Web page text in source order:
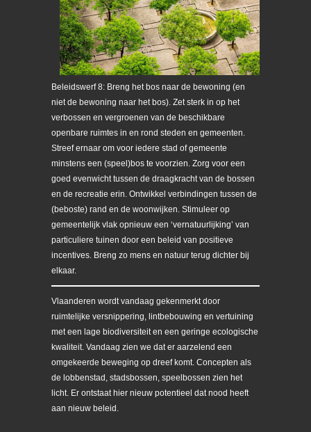
Beleidswerf 8: Breng het bos naar de bewoning (en
niet de bewoning naar het bos). Zet sterk in op het
verbossen en vergroenen van de beschikbare
openbare ruimtes in en rond steden en gemeenten.
Streef ernaar om voor iedere stad of gemeente
minstens een (speel)bos te voorzien. Zorg voor een
goed evenwicht tussen de draagkracht van de bossen
en de recreatie erin. Ontwikkel verbindingen tussen de
(beboste) rand en de woonwijken. Stimuleer op
gemeentelijk vlak opnieuw een ‘vernatuurlijking’ van
particuliere tuinen door een beleid van positieve
incentives. Breng zo mens en natuur terug dichter bij
elkaar.
Vlaanderen wordt vandaag gekenmerkt door
ruimtelijke versnippering, lintbebouwing en vertuining
met een lage biodiversiteit en een geringe ecologische
kwaliteit. Vandaag zien we dat er aarzelend een
omgekeerde beweging op dreef komt. Concepten als
de lobbenstad, stadsbossen, speelbossen zien het
licht. Er ontstaat hier nieuw potentieel dat nood heeft
aan nieuw beleid.